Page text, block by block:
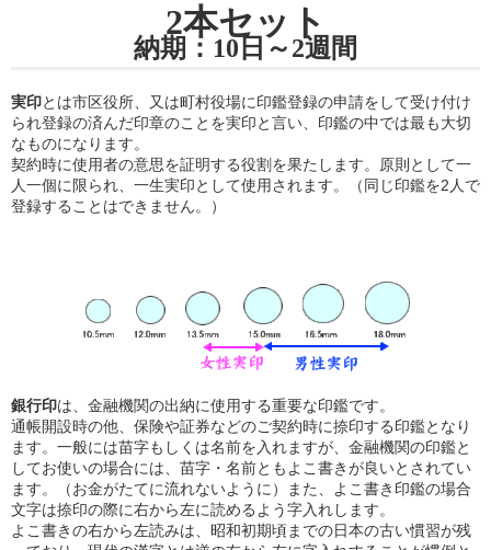
2本セット
納期：10日～2週間
実印とは市区役所、又は町村役場に印鑑登録の申請をして受け付け
られ登録の済んだ印章のことを実印と言い、印鑑の中では最も大切
なものになります。
契約時に使用者の意思を証明する役割を果たします。原則として一
人一個に限られ、一生実印として使用されます。（同じ印鑑を2人で
登録することはできません。）
銀行印は、金融機関の出納に使用する重要な印鑑です。
通帳開設時の他、保険や証券などのご契約時に捺印する印鑑となり
ます。一般には苗字もしくは名前を入れますが、金融機関の印鑑と
してお使いの場合には、苗字・名前ともよこ書きが良いとされてい
ます。（お金がたてに流れないように）また、よこ書き印鑑の場合
文字は捺印の際に右から左に読めるよう字入れします。
よこ書きの右から左読みは、昭和初期頃までの日本の古い慣習が残